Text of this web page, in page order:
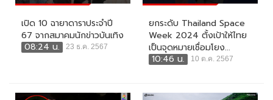
เปิด 10 ฉายาดาราประจำปี
67 จากสมาคมนักข่าวบันเทิง
08:24 น.
23 ธ.ค. 2567
ยกระดับ Thailand Space
Week 2024 ตั้งเป้าให้ไทย
เป็นจุดหมายเชื่อมโยง...
10:46 น.
10 ต.ค. 2567